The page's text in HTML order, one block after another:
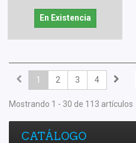
En Existencia
1 2 3 4
Mostrando 1 - 30 de 113 artículos
CATÁLOGO